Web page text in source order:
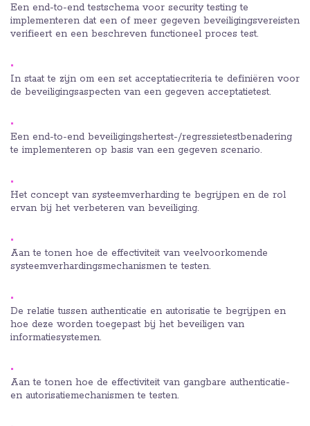
Een end-to-end testschema voor security testing te
implementeren dat een of meer gegeven beveiligingsvereisten
verifieert en een beschreven functioneel proces test.
In staat te zijn om een set acceptatiecriteria te definiëren voor
de beveiligingsaspecten van een gegeven acceptatietest.
Een end-to-end beveiligingshertest-/regressietestbenadering
te implementeren op basis van een gegeven scenario.
Het concept van systeemverharding te begrijpen en de rol
ervan bij het verbeteren van beveiliging.
Aan te tonen hoe de effectiviteit van veelvoorkomende
systeemverhardingsmechanismen te testen.
De relatie tussen authenticatie en autorisatie te begrijpen en
hoe deze worden toegepast bij het beveiligen van
informatiesystemen.
Aan te tonen hoe de effectiviteit van gangbare authenticatie-
en autorisatiemechanismen te testen.